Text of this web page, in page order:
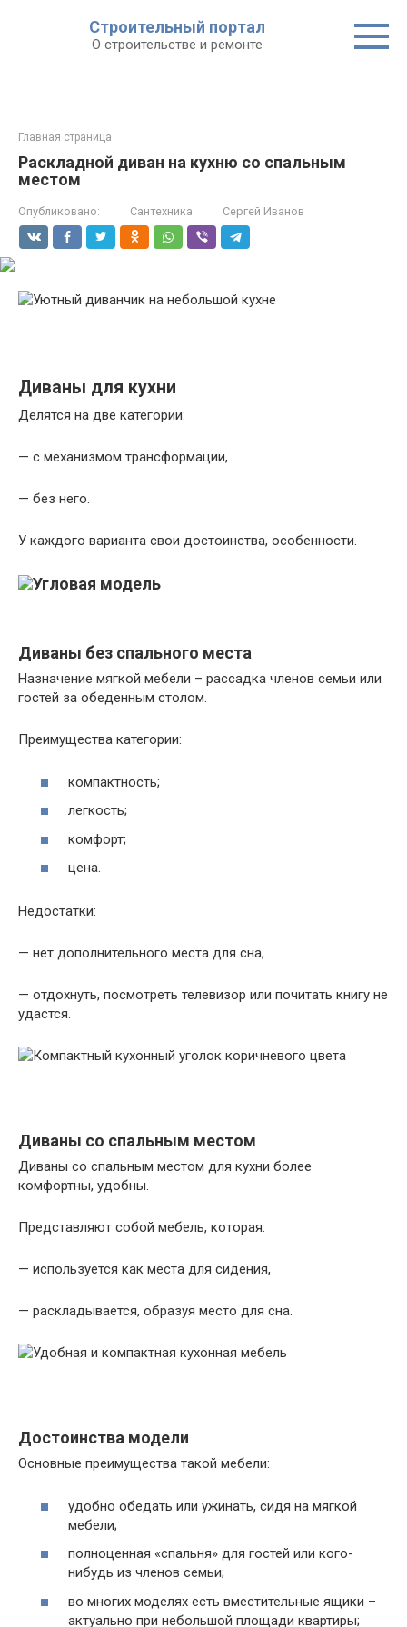
Строительный портал
О строительстве и ремонте
Главная страница
Раскладной диван на кухню со спальным
местом
Опубликовано: Сантехника Сергей Иванов
Диваны для кухни
Делятся на две категории:
— с механизмом трансформации,
— без него.
У каждого варианта свои достоинства, особенности.
Диваны без спального места
Назначение мягкой мебели – рассадка членов семьи или
гостей за обеденным столом.
Преимущества категории:
компактность;
легкость;
комфорт;
цена.
Недостатки:
— нет дополнительного места для сна,
— отдохнуть, посмотреть телевизор или почитать книгу не
удастся.
Диваны со спальным местом
Диваны со спальным местом для кухни более
комфортны, удобны.
Представляют собой мебель, которая:
— используется как места для сидения,
— раскладывается, образуя место для сна.
Достоинства модели
Основные преимущества такой мебели:
удобно обедать или ужинать, сидя на мягкой
мебели;
полноценная «спальня» для гостей или кого-
нибудь из членов семьи;
во многих моделях есть вместительные ящики –
актуально при небольшой площади квартиры;